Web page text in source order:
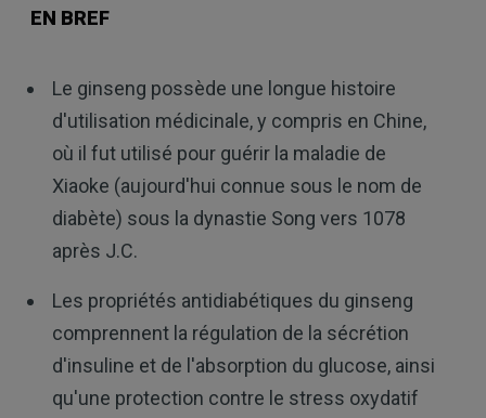
EN BREF
Le ginseng possède une longue histoire
d'utilisation médicinale, y compris en Chine,
où il fut utilisé pour guérir la maladie de
Xiaoke (aujourd'hui connue sous le nom de
diabète) sous la dynastie Song vers 1078
après J.C.
Les propriétés antidiabétiques du ginseng
comprennent la régulation de la sécrétion
d'insuline et de l'absorption du glucose, ainsi
qu'une protection contre le stress oxydatif